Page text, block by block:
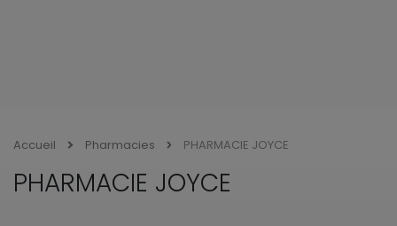
Accueil Pharmacies PHARMACIE JOYCE
PHARMACIE JOYCE